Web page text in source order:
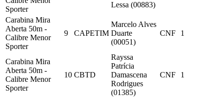
Sporter
Lessa (00883)
Carabina Mira
Aberta 50m -
Calibre Menor
Sporter
9 CAPETIM
Marcelo Alves
Duarte
(00051)
CNF 1
Carabina Mira
Aberta 50m -
Calibre Menor
Sporter
10 CBTD
Rayssa
Patrícia
Damascena
Rodrigues
(01385)
CNF 1